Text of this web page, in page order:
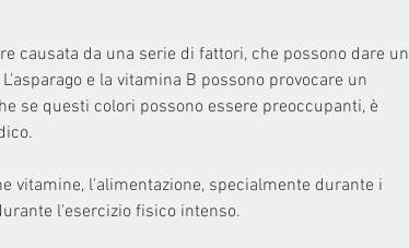
causata da una serie di fattori, che possono dare un
e la vitamina B possono provocare un
se questi colori possono essere preoccupanti, è
vitamine, l'alimentazione, specialmente durante i
l'esercizio fisico intenso.